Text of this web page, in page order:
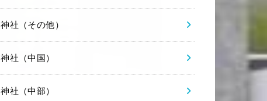
神社（その他）
神社（中国）
神社（中部）